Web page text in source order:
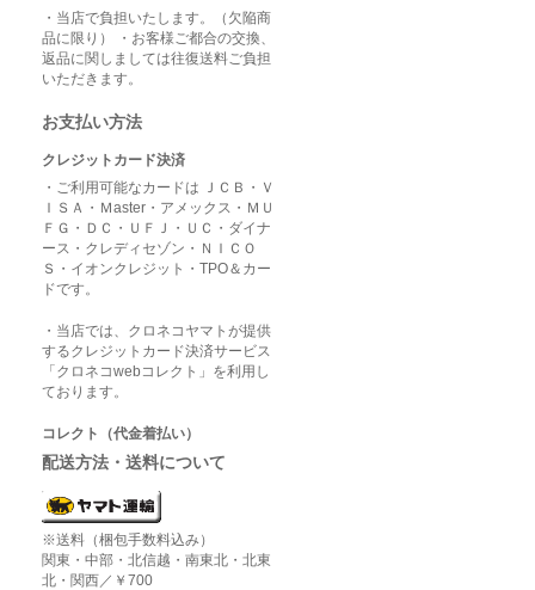
・当店で負担いたします。（欠陥商
品に限り） ・お客様ご都合の交換、
返品に関しましては往復送料ご負担
いただきます。
お支払い方法
クレジットカード決済
・ご利用可能なカードは ＪＣＢ・Ｖ
ＩＳＡ・Ｍaster・アメックス・ＭＵ
ＦＧ・ＤＣ・ＵＦＪ・ＵＣ・ダイナ
ース・クレディセゾン・ＮＩＣＯ
Ｓ・イオンクレジット・TPO＆カー
ドです。
・当店では、クロネコヤマトが提供
するクレジットカード決済サービス
「クロネコwebコレクト」を利用し
ております。
コレクト（代金着払い）
配送方法・送料について
※送料（梱包手数料込み）
関東・中部・北信越・南東北・北東
北・関西／￥700